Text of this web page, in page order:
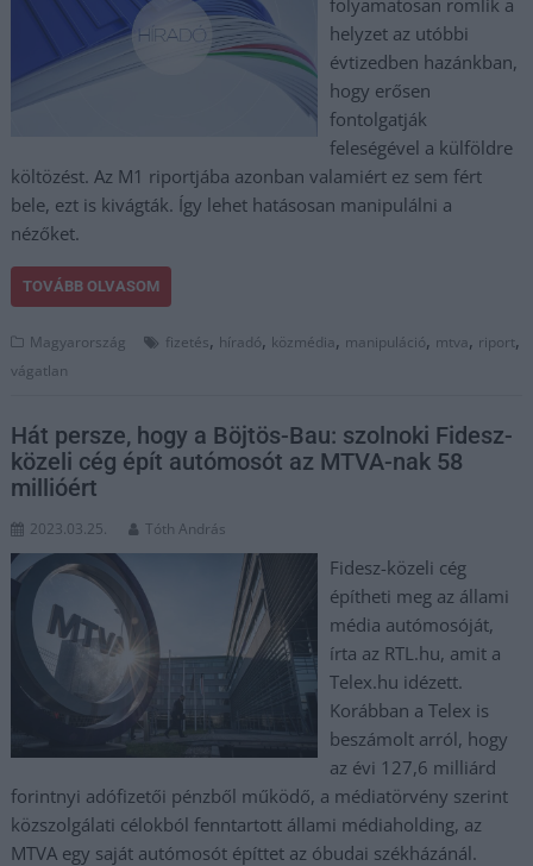
helyzet az utóbbi
évtizedben hazánkban,
hogy erősen
fontolgatják
feleségével a külföldre
költözést. Az M1 riportjába azonban valamiért ez sem fért
bele, ezt is kivágták. Így lehet hatásosan manipulálni a
nézőket.
TOVÁBB OLVASOM
Magyarország fizetés, híradó, közmédia, manipuláció, mtva, riport,
vágatlan
Hát persze, hogy a Böjtös-Bau: szolnoki Fidesz-
közeli cég épít autómosót az MTVA-nak 58
millióért
2023.03.25. Tóth András
Fidesz-közeli cég
építheti meg az állami
média autómosóját,
írta az RTL.hu, amit a
Telex.hu idézett.
Korábban a Telex is
beszámolt arról, hogy
az évi 127,6 milliárd
forintnyi adófizetői pénzből működő, a médiatörvény szerint
közszolgálati célokból fenntartott állami médiaholding, az
MTVA egy saját autómosót építtet az óbudai székházánál.